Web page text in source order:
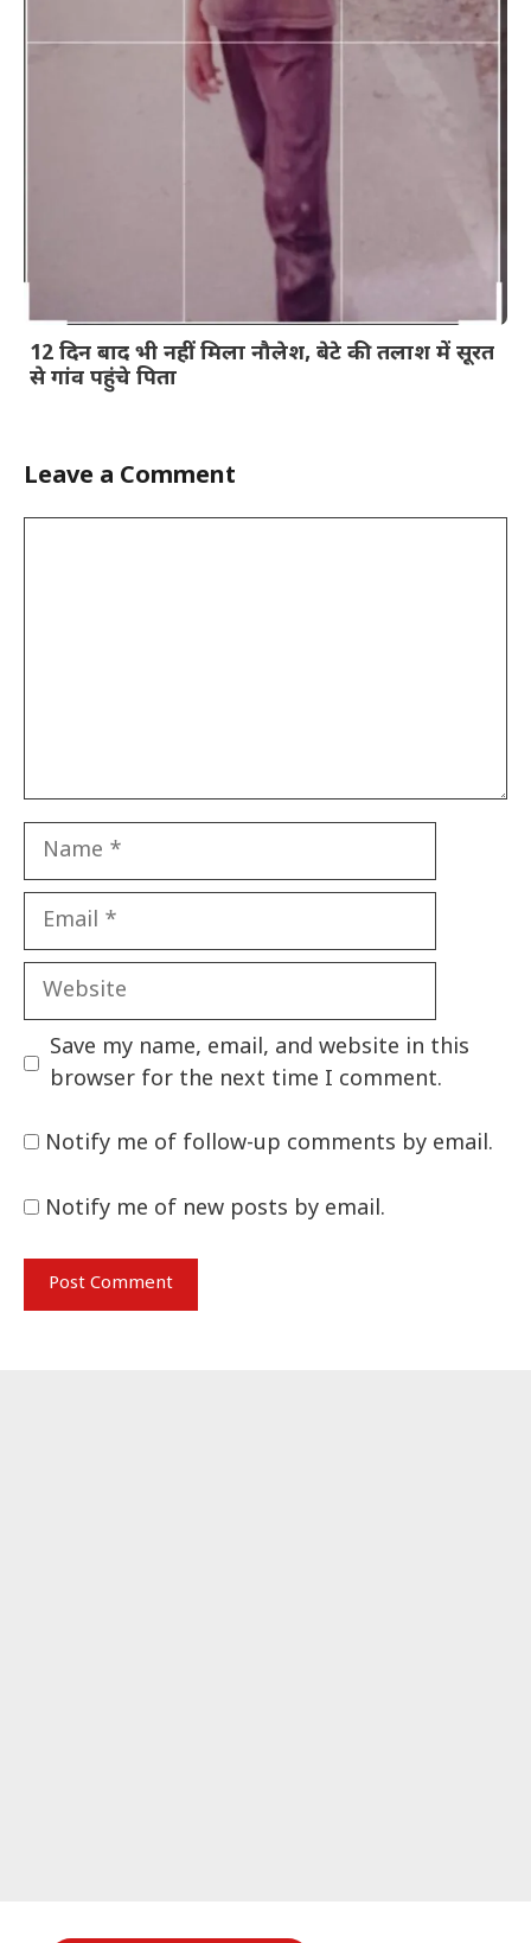
12 दिन बाद भी नहीं मिला नौलेश, बेटे की तलाश में सूरत
से गांव पहुंचे पिता
Leave a Comment
Name
Email
Website
Save my name, email, and website in this
browser for the next time I comment.
Notify me of follow-up comments by email.
Notify me of new posts by email.